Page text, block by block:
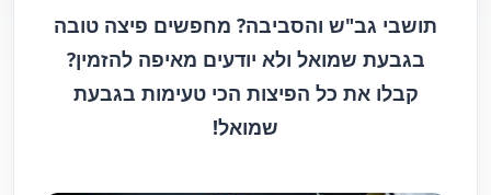
תושבי גב"ש והסביבה? מחפשים פיצה טובה
בגבעת שמואל ולא יודעים מאיפה להזמין?
קבלו את כל הפיצות הכי טעימות בגבעת
שמואל!